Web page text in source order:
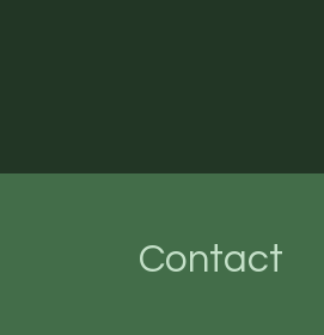
Contact